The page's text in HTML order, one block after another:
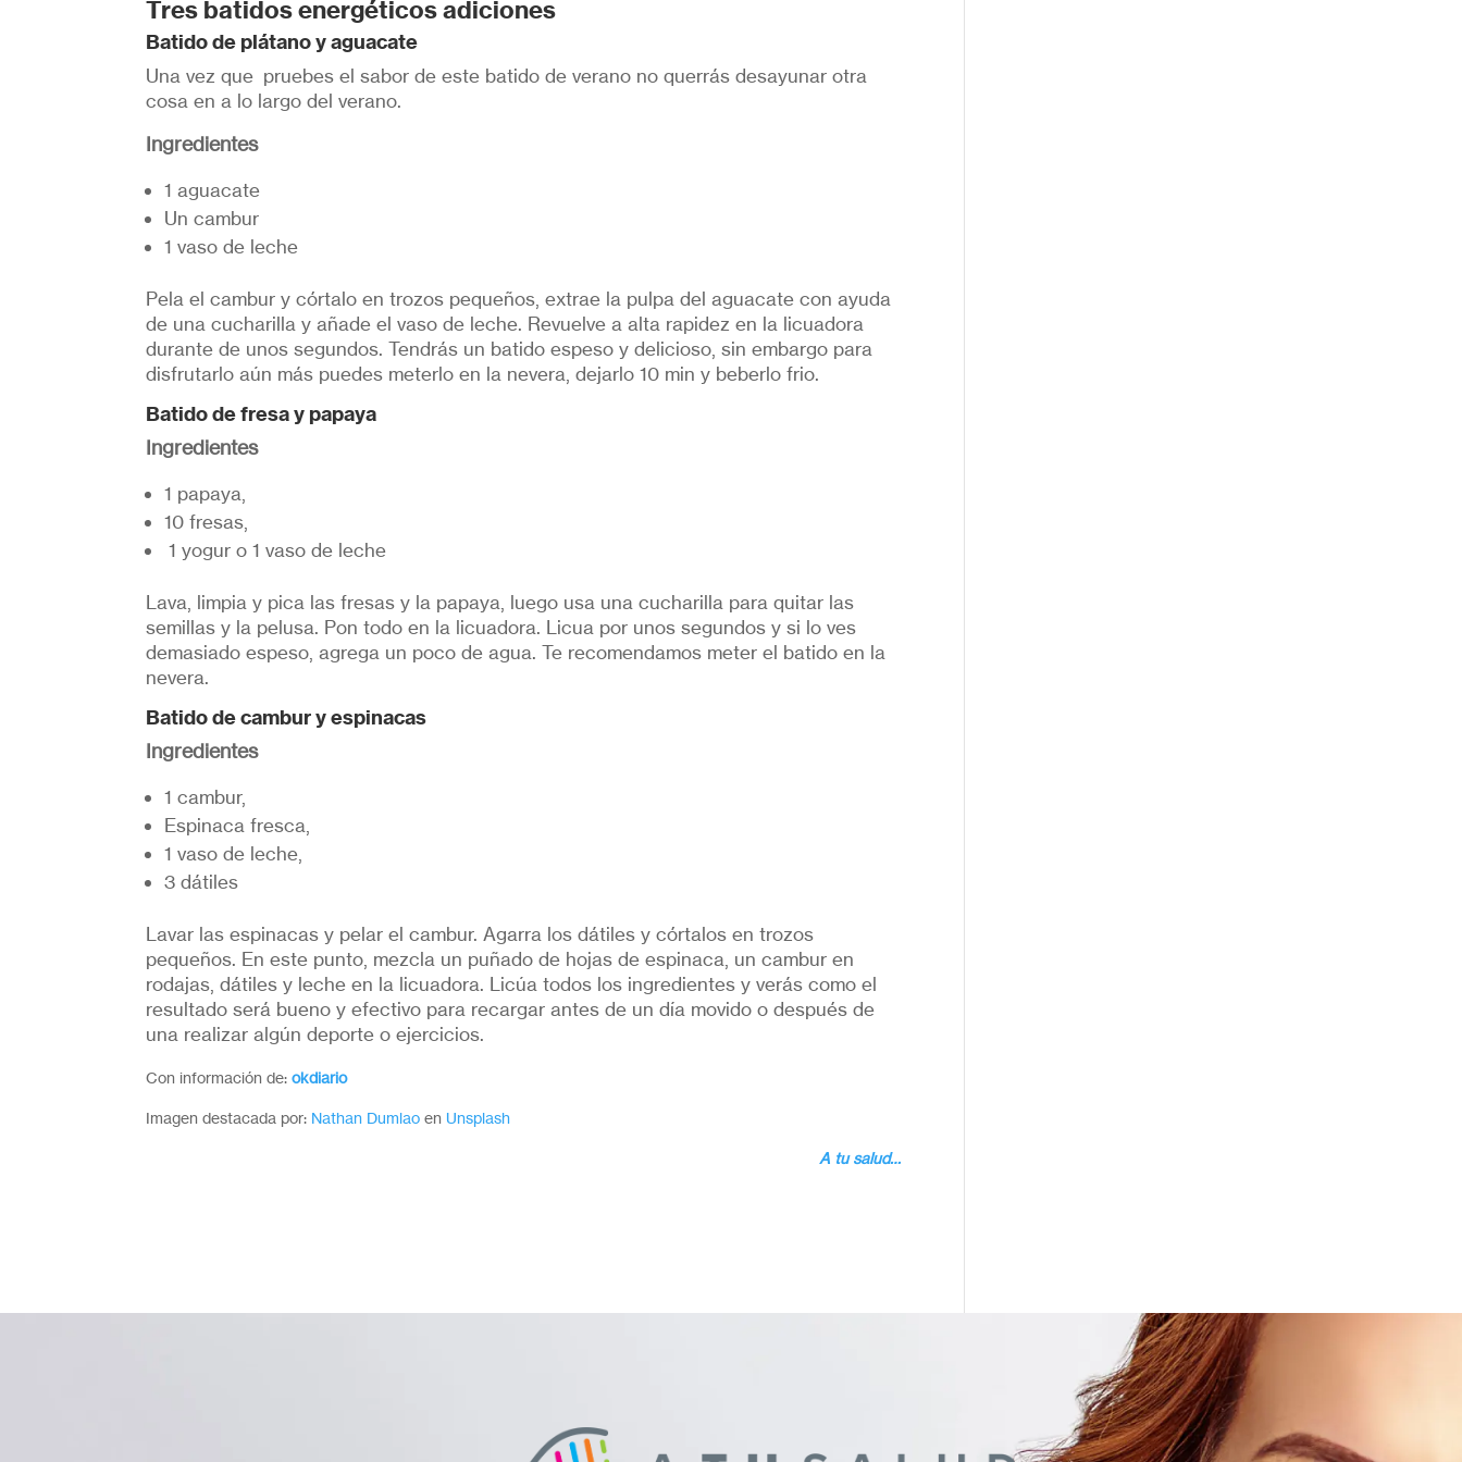
Tres batidos energéticos adiciones
Batido de plátano y aguacate
Una vez que pruebes el sabor de este batido de verano no querrás desayunar otra
cosa en a lo largo del verano.
Ingredientes
1 aguacate
Un cambur
1 vaso de leche
Pela el cambur y córtalo en trozos pequeños, extrae la pulpa del aguacate con ayuda
de una cucharilla y añade el vaso de leche. Revuelve a alta rapidez en la licuadora
durante de unos segundos. Tendrás un batido espeso y delicioso, sin embargo para
disfrutarlo aún más puedes meterlo en la nevera, dejarlo 10 min y beberlo frio.
Batido de fresa y papaya
Ingredientes
1 papaya,
10 fresas,
1 yogur o 1 vaso de leche
Lava, limpia y pica las fresas y la papaya, luego usa una cucharilla para quitar las
semillas y la pelusa. Pon todo en la licuadora. Licua por unos segundos y si lo ves
demasiado espeso, agrega un poco de agua. Te recomendamos meter el batido en la
nevera.
Batido de cambur y espinacas
Ingredientes
1 cambur,
Espinaca fresca,
1 vaso de leche,
3 dátiles
Lavar las espinacas y pelar el cambur. Agarra los dátiles y córtalos en trozos
pequeños. En este punto, mezcla un puñado de hojas de espinaca, un cambur en
rodajas, dátiles y leche en la licuadora. Licúa todos los ingredientes y verás como el
resultado será bueno y efectivo para recargar antes de un día movido o después de
una realizar algún deporte o ejercicios.
Con información de:okdiario
Imagen destacada por: Nathan Dumlao en Unsplash
A tu salud…